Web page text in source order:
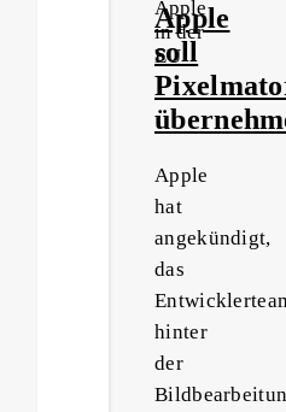
Apple
soll
Apple
hat
angekündigt,
das
hinter
der